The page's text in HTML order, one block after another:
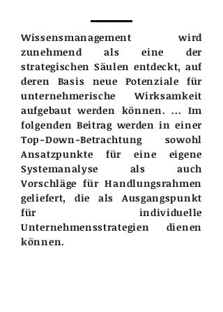
Wissensmanagement wird
zunehmend als eine der
strategischen Säulen entdeckt, auf
deren Basis neue Potenziale für
unternehmerische Wirksamkeit
aufgebaut werden können. ... Im
folgenden Beitrag werden in einer
Top-Down-Betrachtung sowohl
Ansatzpunkte für eine eigene
Systemanalyse als auch
Vorschläge für Handlungsrahmen
geliefert, die als Ausgangspunkt
für individuelle
Unternehmensstrategien dienen
können.